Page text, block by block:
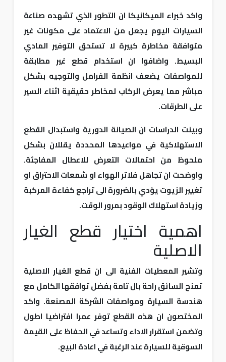
واكد خبراء الميكانيكا ان التطور الذي تشهده صناعة
السيارات اليوم يجعل من الاعتماد على مكونات غير
متوافقة مخاطرة كبيرة لا تستحق التوفير المادي
البسيط. واضافوا ان استخدام قطع غير مطابقة
للمواصفات يضعف انظمة الفرامل والتوجيه بشكل
مباشر مما يعرض الركاب لمخاطر حقيقية اثناء السير
على الطرقات.
وبينت الدراسات ان الصيانة الدورية واستبدال القطع
الاستهلاكية في مواعيدها المحددة يقللان بشكل
ملحوظ من احتمالات التعرض للاعطال المفاجئة.
واوضحت ان تجاهل فلاتر الهواء او شمعات الاحتراق او
تغيير الزيوت يؤدي بالضرورة الى تراجع كفاءة المركبة
وزيادة استهلاك الوقود بمرور الوقت.
اهمية اختيار قطع الغيار
الاصلية
وتشير المعطيات الفنية الى ان قطع الغيار الاصلية
تمنح السائق راحة بال تامة بفضل توافقها الكامل مع
هندسة السيارة ومواصفات الشركة المصنعة. واكد
المختصون ان هذه القطع توفر عمرا افتراضيا اطول
وتضمن استقرار الاداء وتساعد في الحفاظ على القيمة
السوقية للسيارة عند الرغبة في اعادة البيع.